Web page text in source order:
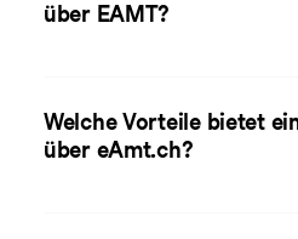
über EAMT?
Welche Vorteile bietet
über eAmt.ch?